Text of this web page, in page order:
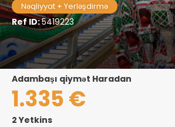
Nəqliyyat + Yerləşdirmə
Ref ID:5419223
adambaşı qiymət Haradan
1.335 €
2 Yetkins